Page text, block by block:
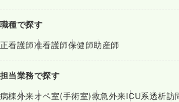
職種で探す
正看護師准看護師保健師助産師
担当業務で探す
病棟外来オペ室(手術室)救急外来ICU系透析訪